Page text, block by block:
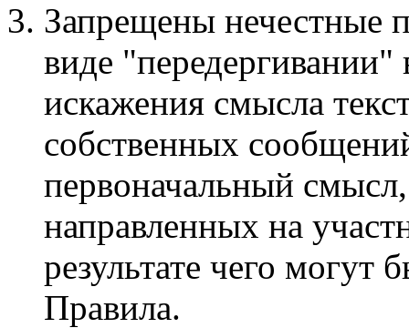
Запрещены нечестные
виде "передергивании"
искажения смысла
собственных
первоначальный
направленных на
результате чего
Правила.